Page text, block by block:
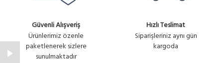
Güvenli Alışveriş
Ürünlerimiz özenle
paketlenerek sizlere
sunulmaktadır
Hızlı Teslimat
Siparişleriniz aynı gün
kargoda